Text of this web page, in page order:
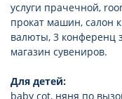
услуги прачечной,
прокат машин, салон
валюты, 3 конференц
магазин сувениров.
Для детей:
baby cot, няня по